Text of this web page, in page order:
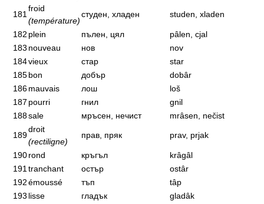
181
froid
(température)
студен, хладен studen, xladen
182 plein пълен, цял
pâlen, cjal
183 nouveau нов
nov
184vieux стар
star
185bon добър
dobâr
186mauvais лош
loš
187 pourri гнил
gnil
188sale мръсен, нечист mrâsen, nečist
189
droit
(rectiligne)
прав, пряк prav, prjak
190rond кръгъл
krâgâl
191 tranchant остър
ostâr
192émoussé тъп
tâp
193 lisse гладък gladâk